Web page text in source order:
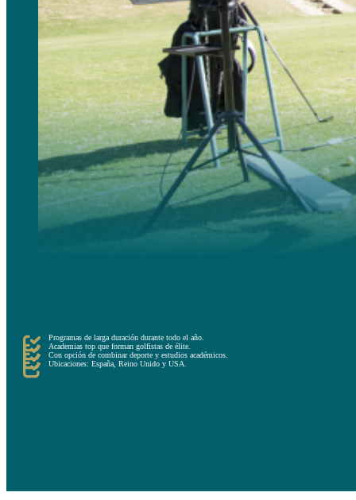
Programas de larga duración durante todo el año.
Academias top que forman golfistas de élite.
Con opción de combinar deporte y estudios académicos.
Ubicaciones: España, Reino Unido y USA.